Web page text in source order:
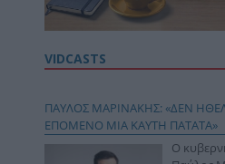
VIDCASTS
ΠΑΥΛΟΣ ΜΑΡΙΝΑΚΗΣ: «ΔΕΝ
ΕΠΟΜΕΝΟ ΜΙΑ ΚΑΥΤΗ ΠΑΤΑΤΑ»
Ο